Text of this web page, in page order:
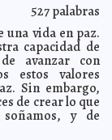
Teabo Guillermo
por la jornada
Franz de J. Fortuny Loret
de langosta en la
527palabras
una vida en paz.
capacidad de
avanzar con
estos valores
Sin embargo,
de crear lo que
y de